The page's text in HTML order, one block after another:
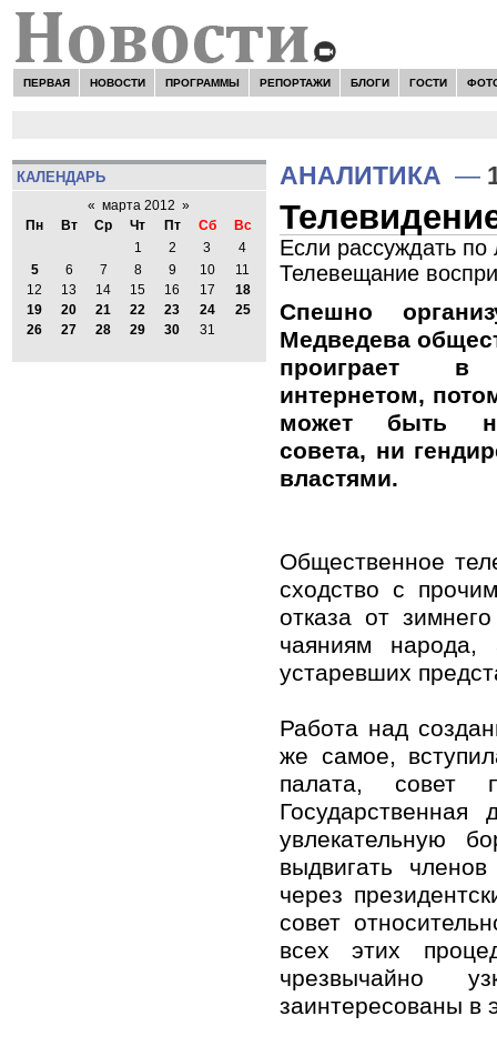
ПЕРВАЯ НОВОСТИ ПРОГРАММЫ РЕПОРТАЖИ БЛОГИ ГОСТИ
КАЛЕНДАРЬ
« марта 2012 »
Пн
Вт Ср Чт Пт Сб
Вс
1
2 3
4
5
6 7 8 9 10
11
12
13 14 15 16 17
18
19
20 21 22 23 24
25
26
27 28 29 30 31
АНАЛИТИКА —
Если рассуждать по
Телевещание
Спешно
Медведева
проиграет
интернетом,
может быть ни
совета, ни
властями.
Общественное
сходство с
отказа от
чаяниям
устаревших
Работа над
же самое,
палата, совет
увлекательную
выдвигать
через
совет
всех этих
чрезвычайно
заинтересованы в